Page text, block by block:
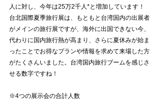
人に対し、今年は25万2千人*と増加しています！
台北国際夏季旅行展は、もともと台湾国内の出展者
がメインの旅行展ですが、海外に出国できない今、
代わりに国内旅行熱が高まり、さらに夏休みが始ま
ったことでお得なプランや情報を求めて来場した方
がたくさんいました。台湾国内旅行ブームを感じさ
せる数字ですね！
※4つの展示会の合計人数